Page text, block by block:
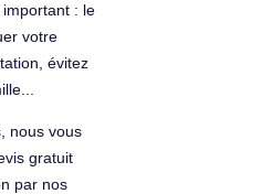
: le
votre
évitez
nous vous
gratuit
par nos